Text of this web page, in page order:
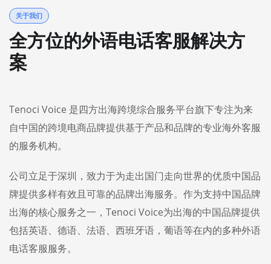
关于我们
全方位的外语电话客服解决方
案
Tenoci Voice 是四方出海跨境综合服务平台旗下专注为来
自中国的跨境电商品牌提供基于产品和品牌的专业海外客服
的服务机构。
公司立足于深圳，致力于为走出国门走向世界的优质中国品
牌提供多样有效且可靠的品牌出海服务。作为支持中国品牌
出海的核心服务之一，Tenoci Voice为出海的中国品牌提供
包括英语、德语、法语、西班牙语，葡语等在内的多种外语
电话客服服务。